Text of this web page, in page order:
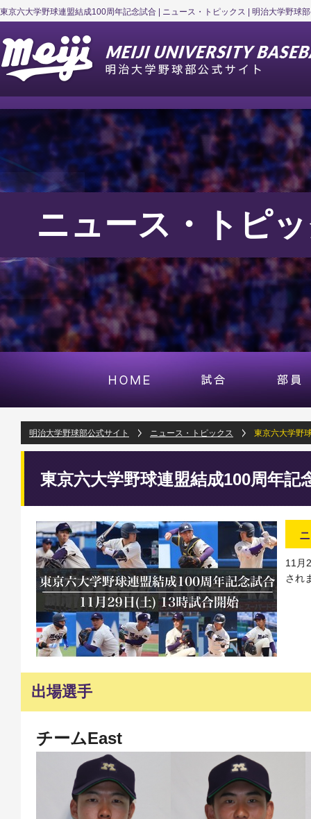
東京六大学野球連盟結成100周年記念試合 | ニュース・トピックス | 明治大学野球
ニュース・トピ
明治大学野球部公式サイト ニュース・トピックス 東京六大学野
東京六大学野球連盟結成100周年記
11月
され
出場選手
チームEast